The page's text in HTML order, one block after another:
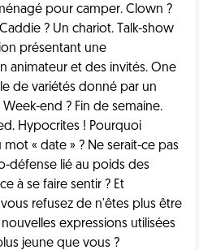
pour camper. Clown ?
? Un chariot. Talk-show
présentant une
animateur et des invités. One
de variétés donné par un
end ? Fin de semaine.
Hypocrites ! Pourquoi
« date » ? Ne serait-ce pas
défense lié au poids des
à se faire sentir ? Et
refusez de n'êtes plus être
expressions utilisées
jeune que vous ?